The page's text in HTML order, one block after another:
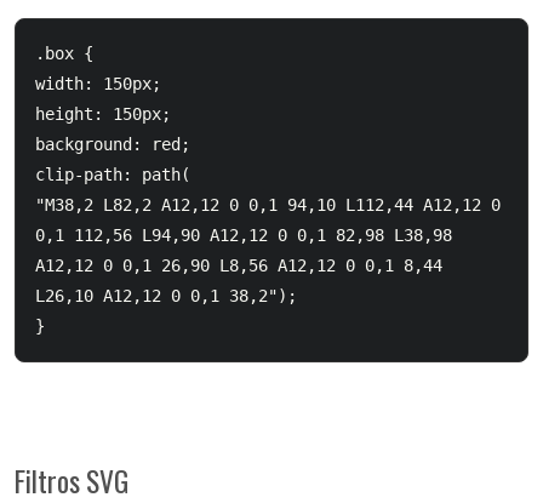
.box {
width: 150px;
height: 150px;
background: red;
clip-path: path(
"M38,2 L82,2 A12,12 0 0,1 94,10 L112,44 A12,12 0
0,1 112,56 L94,90 A12,12 0 0,1 82,98 L38,98
A12,12 0 0,1 26,90 L8,56 A12,12 0 0,1 8,44
L26,10 A12,12 0 0,1 38,2");
}
Filtros SVG